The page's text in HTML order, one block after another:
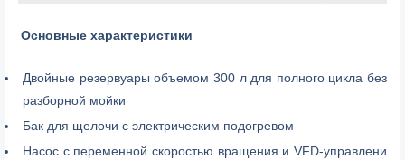
Основные характеристики
Двойные резервуары объемом 300 л для полного цикла без
разборной мойки
Бак для щелочи с электрическим подогревом
Насос с переменной скоростью вращения и VFD-управлени